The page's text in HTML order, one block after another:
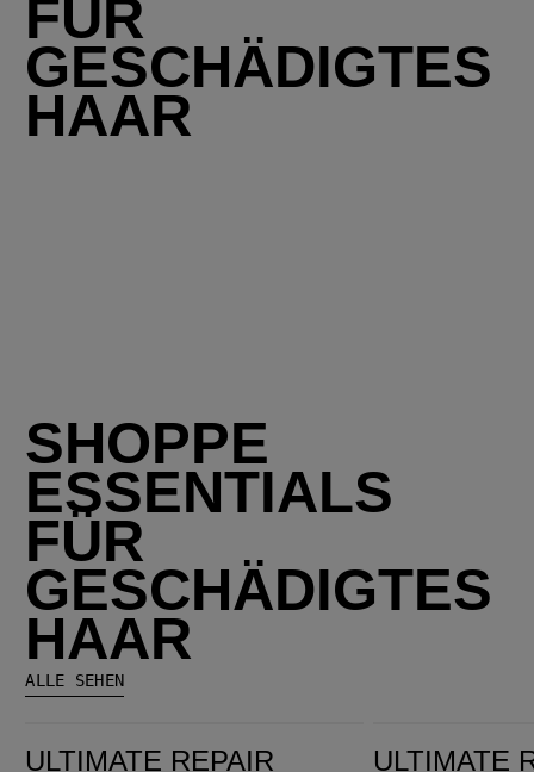
FÜR
GESCHÄDIGTES
HAAR
SHOPPE
ESSENTIALS
FÜR
GESCHÄDIGTES
HAAR
ALLE SEHEN
ULTIMATE REPAIR ULTIMATE